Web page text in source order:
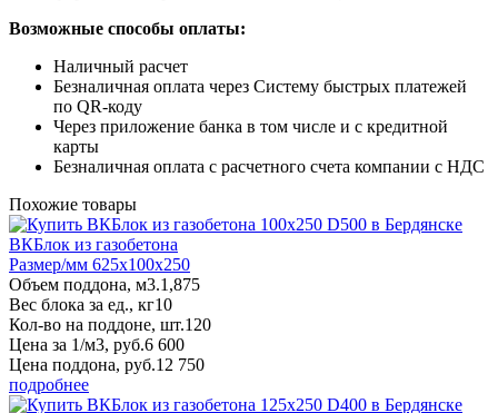
Возможные способы оплаты:
Наличный расчет
Безналичная оплата через Систему быстрых платежей
по QR-коду
Через приложение банка в том числе и с кредитной
карты
Безналичная оплата с расчетного счета компании с НДС
Похожие товары
ВКБлок из газобетона
Размер/мм 625x100x250
Объем поддона, м3.1,875
Вес блока за ед., кг10
Кол-во на поддоне, шт.120
Цена за 1/м3, руб.6 600
Цена поддона, руб.12 750
подробнее